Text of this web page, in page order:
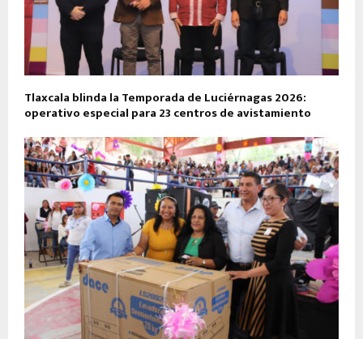
Tlaxcala blinda la Temporada de Luciérnagas 2026:
operativo especial para 23 centros de avistamiento